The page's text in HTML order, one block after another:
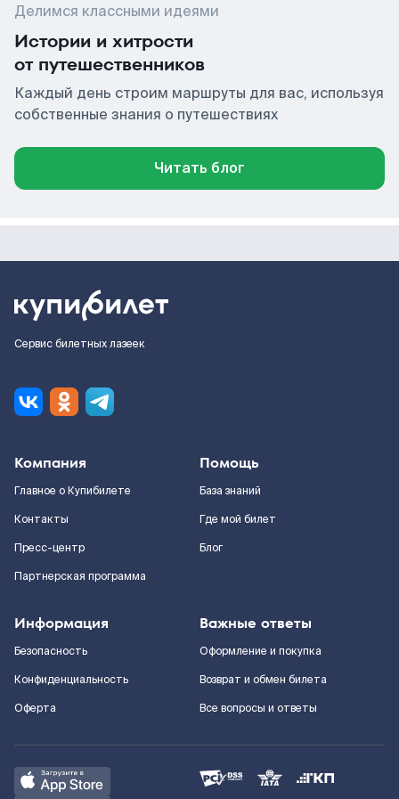
Делимся классными идеями
Истории и хитрости
от путешественников
Каждый день строим маршруты для вас, используя
собственные знания о путешествиях
Читать блог
Сервис билетных лазеек
Компания
Главное о Купибилете
Контакты
Пресс-центр
Партнерская программа
Помощь
База знаний
Где мой билет
Блог
Информация
Безопасность
Конфиденциальность
Оферта
Важные ответы
Оформление и покупка
Возврат и обмен билета
Все вопросы и ответы